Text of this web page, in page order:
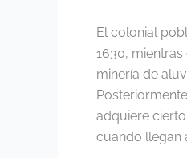
El colonial
1630,
minería de
adquiere
cuando llegan